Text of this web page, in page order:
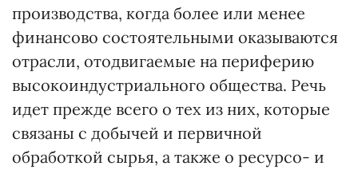
производства, когда более или менее
финансово состоятельными оказываются
отрасли, отодвигаемые на периферию
высокоиндустриального общества. Речь
идет прежде всего о тех из них, которые
связаны с добычей и первичной
обработкой сырья, а также о ресурсо- и